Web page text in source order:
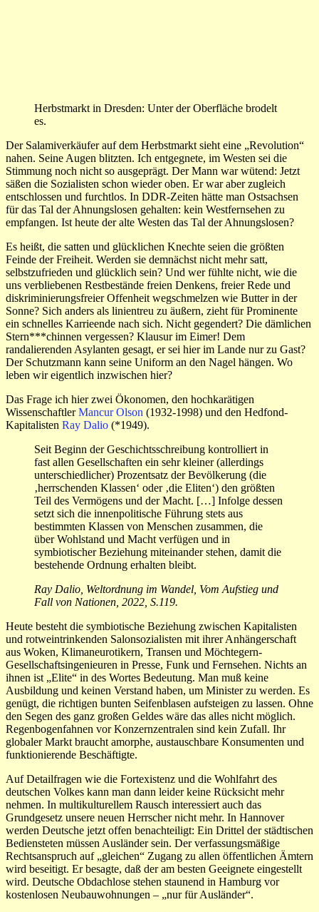
Herbstmarkt in Dresden: Unter der Oberfläche brodelt
es.
Der Salamiverkäufer auf dem Herbstmarkt sieht eine „Revolution“
nahen. Seine Augen blitzten. Ich entgegnete, im Westen sei die
Stimmung noch nicht so ausgeprägt. Der Mann war wütend: Jetzt
säßen die Sozialisten schon wieder oben. Er war aber zugleich
entschlossen und furchtlos. In DDR-Zeiten hätte man Ostsachsen
für das Tal der Ahnungslosen gehalten: kein Westfernsehen zu
empfangen. Ist heute der alte Westen das Tal der Ahnungslosen?
Es heißt, die satten und glücklichen Knechte seien die größten
Feinde der Freiheit. Werden sie demnächst nicht mehr satt,
selbstzufrieden und glücklich sein? Und wer fühlte nicht, wie die
uns verbliebenen Restbestände freien Denkens, freier Rede und
diskriminierungsfreier Offenheit wegschmelzen wie Butter in der
Sonne? Sich anders als linientreu zu äußern, zieht für Prominente
ein schnelles Karrieende nach sich. Nicht gegendert? Die dämlichen
Stern***chinnen vergessen? Klausur im Eimer! Dem
randalierenden Asylanten gesagt, er sei hier im Lande nur zu Gast?
Der Schutzmann kann seine Uniform an den Nagel hängen. Wo
leben wir eigentlich inzwischen hier?
Das Frage ich hier zwei Ökonomen, den hochkarätigen
WissenschaftlerMancur Olson (1932-1998) und den Hedfond-
Kapitalisten Ray Dalio (*1949).
Seit Beginn der Geschichtsschreibung kontrolliert in
fast allen Gesellschaften ein sehr kleiner (allerdings
unterschiedlicher) Prozentsatz der Bevölkerung (die
‚herrschenden Klassen‘ oder ‚die Eliten‘) den größten
Teil des Vermögens und der Macht. […] Infolge dessen
setzt sich die innenpolitische Führung stets aus
bestimmten Klassen von Menschen zusammen, die
über Wohlstand und Macht verfügen und in
symbiotischer Beziehung miteinander stehen, damit die
bestehende Ordnung erhalten bleibt.
Ray Dalio, Weltordnung im Wandel, Vom Aufstieg und
Fall von Nationen, 2022, S.119.
Heute besteht die symbiotische Beziehung zwischen Kapitalisten
und rotweintrinkenden Salonsozialisten mit ihrer Anhängerschaft
aus Woken, Klimaneurotikern, Transen und Möchtegern-
Gesellschaftsingenieuren in Presse, Funk und Fernsehen. Nichts an
ihnen ist „Elite“ in des Wortes Bedeutung. Man muß keine
Ausbildung und keinen Verstand haben, um Minister zu werden. Es
genügt, die richtigen bunten Seifenblasen aufsteigen zu lassen. Ohne
den Segen des ganz großen Geldes wäre das alles nicht möglich.
Regenbogenfahnen vor Konzernzentralen sind kein Zufall. Ihr
globaler Markt braucht amorphe, austauschbare Konsumenten und
funktionierende Beschäftigte.
Auf Detailfragen wie die Fortexistenz und die Wohlfahrt des
deutschen Volkes kann man dann leider keine Rücksicht mehr
nehmen. In multikulturellem Rausch interessiert auch das
Grundgesetz unsere neuen Herrscher nicht mehr. In Hannover
werden Deutsche jetzt offen benachteiligt: Ein Drittel der städtischen
Bediensteten müssen Ausländer sein. Der verfassungsmäßige
Rechtsanspruch auf „gleichen“ Zugang zu allen öffentlichen Ämtern
wird beseitigt. Er besagte, daß der am besten Geeignete eingestellt
wird. Deutsche Obdachlose stehen staunend in Hamburg vor
kostenlosen Neubauwohnungen – „nur für Ausländer“.